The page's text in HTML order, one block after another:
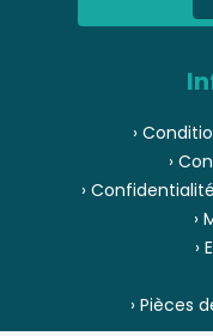
›
›
›
›
›
› Pièces